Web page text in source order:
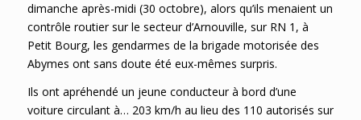
dimanche après-midi (30 octobre), alors qu’ils menaient un
contrôle routier sur le secteur d’Arnouville, sur RN 1, à
Petit Bourg, les gendarmes de la brigade motorisée des
Abymes ont sans doute été eux-mêmes surpris.
Ils ont apréhendé un jeune conducteur à bord d’une
voiture circulant à… 203 km/h au lieu des 110 autorisés sur